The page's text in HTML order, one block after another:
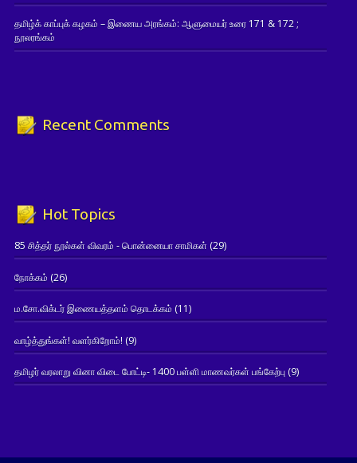
தமிழ்க் காப்புக் கழகம் – இணைய அரங்கம்: ஆளுமையர் உரை 171 & 172 ;
நூலரங்கம்
Recent Comments
Hot Topics
85 சித்தர் நூல்கள் விவரம் - பொன்னையா சாமிகள் (29)
நோக்கம் (26)
ம.சோ.விக்டர் இணையத்தளம் தொடக்கம் (11)
வாழ்த்துங்கள்! வளர்கிறோம்! (9)
தமிழர் வரலாறு வினா விடை போட்டி- 1400 பள்ளி மாணவர்கள் பங்கேற்பு(9)